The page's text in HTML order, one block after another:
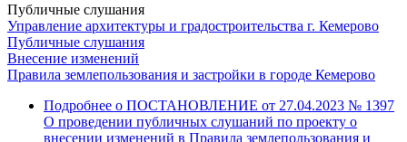
Публичные слушания
Управление архитектуры и градостроительства г. Кемерово
Публичные слушания
Внесение изменений
Правила землепользования и застройки в городе Кемерово
Подробнее о ПОСТАНОВЛЕНИЕ от 27.04.2023 № 1397
О проведении публичных слушаний по проекту о
внесении изменений в Правила землепользования и